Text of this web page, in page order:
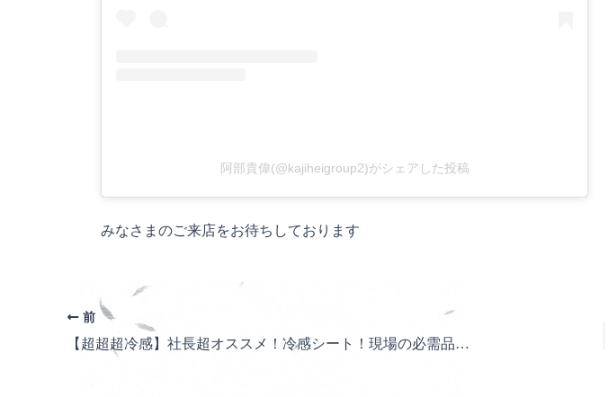
阿部貴偉(@kajiheigroup2)がシェアした投稿
みなさまのご来店をお待ちしております
前
【超超超冷感】社長超オススメ！冷感シート！現場の必需品！ギガクールマックス入荷中！